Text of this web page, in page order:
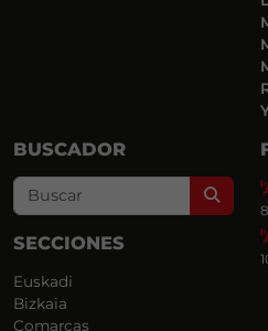
BUSCADOR
SECCIONES
Euskadi
Bizkaia
Comarcas